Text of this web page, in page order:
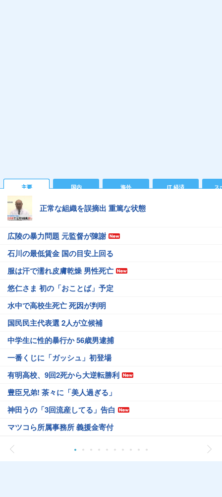
主要 国内 海外 IT 経済 ス
正常な組織を誤摘出 重篤な状態
広陵の暴力問題 元監督が陳謝
石川の最低賃金 国の目安上回る
服は汗で濡れ皮膚乾燥 男性死亡
悠仁さま 初の「おことば」予定
水中で高校生死亡 死因が判明
国民民主代表選 2人が立候補
中学生に性的暴行か 56歳男逮捕
一番くじに「ガッシュ」初登場
有明高校、9回2死から大逆転勝利
豊臣兄弟! 茶々に「美人過ぎる」
神田うの「3回流産してる」告白
マツコら所属事務所 義援金寄付